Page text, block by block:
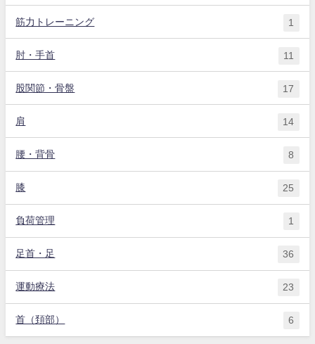
筋力トレーニング 1
肘・手首 11
股関節・骨盤 17
肩 14
腰・背骨 8
膝 25
負荷管理 1
足首・足 36
運動療法 23
首（頚部） 6